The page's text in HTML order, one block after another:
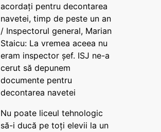
acordați pentru decontarea
navetei, timp de peste un an
/ Inspectorul general, Marian
Staicu: La vremea aceea nu
eram inspector șef. ISJ ne-a
cerut să depunem
documente pentru
decontarea navetei
Nu poate liceul tehnologic
să-i ducă pe toți elevii la un